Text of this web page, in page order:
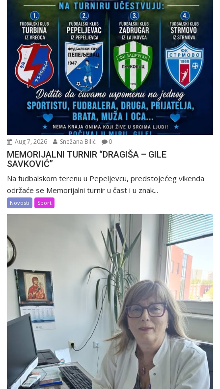
Aug 7, 2026 Snežana Bilić 0
MEMORIJALNI TURNIR “DRAGIŠA – GILE
SAVKOVIĆ”
Na fudbalskom terenu u Pepeljevcu, predstojećeg vikenda
održaće se Memorijalni turnir u čast i u znak...
Novosti Sport